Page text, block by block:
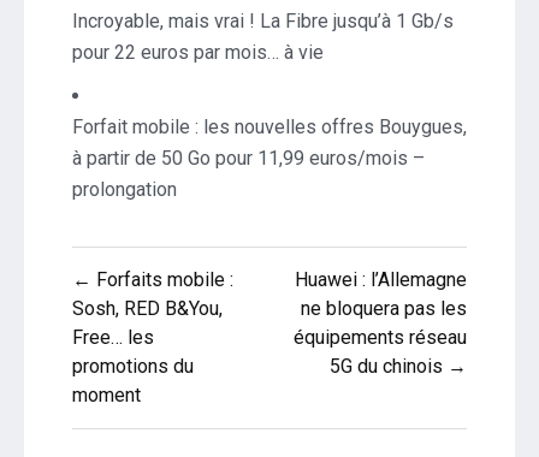
Incroyable, mais vrai ! La Fibre jusqu’à 1 Gb/s
pour 22 euros par mois… à vie
Forfait mobile : les nouvelles offres Bouygues,
à partir de 50 Go pour 11,99 euros/mois –
prolongation
Navigation
de
l’article
← Forfaits mobile :
Sosh, RED B&You,
Free… les
promotions du
moment
Huawei : l’Allemagne
ne bloquera pas les
équipements réseau
5G du chinois →